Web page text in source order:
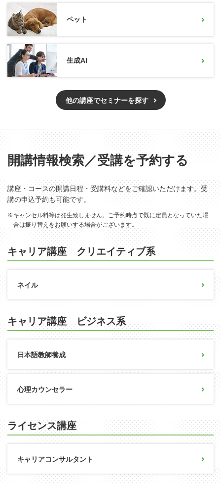
ペット
生成AI
他の講座でセミナーを探す
開講情報検索／受講を予約する
講座・コースの開講日程・受講料などをご確認いただけます。受
講の申込予約も可能です。
※キャンセル料等は発生致しません。ご予約時点で既に定員となっていた場
合は振り替えをお願いする場合がございます。
キャリア講座 クリエイティブ系
ネイル
キャリア講座 ビジネス系
日本語教師養成
心理カウンセラー
ライセンス講座
キャリアコンサルタント